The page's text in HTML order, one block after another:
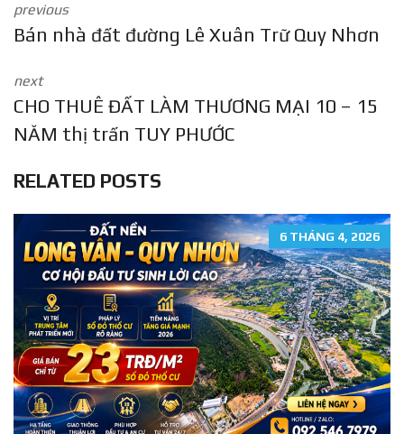
previous
Bán nhà đất đường Lê Xuân Trữ Quy Nhơn
next
CHO THUÊ ĐẤT LÀM THƯƠNG MẠI 10 – 15
NĂM thị trấn TUY PHƯỚC
RELATED POSTS
6 THÁNG 4, 2026